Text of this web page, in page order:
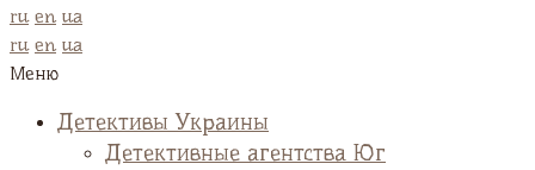
ru en ua
ru en ua
Меню
Детективы Украины
Детективные агентства Юг